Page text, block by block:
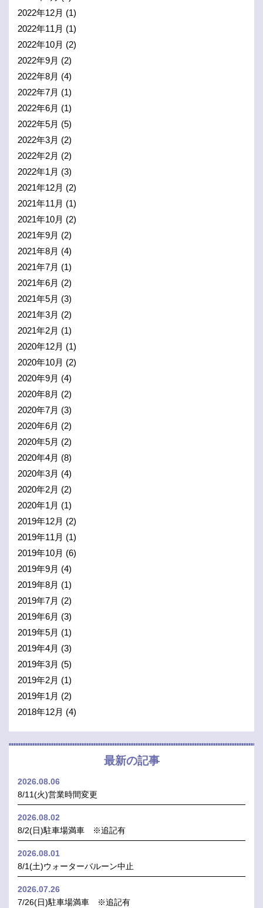
2022年12月 (1)
2022年11月 (1)
2022年10月 (2)
2022年9月 (2)
2022年8月 (4)
2022年7月 (1)
2022年6月 (1)
2022年5月 (5)
2022年3月 (2)
2022年2月 (2)
2022年1月 (3)
2021年12月 (2)
2021年11月 (1)
2021年10月 (2)
2021年9月 (2)
2021年8月 (4)
2021年7月 (1)
2021年6月 (2)
2021年5月 (3)
2021年3月 (2)
2021年2月 (1)
2020年12月 (1)
2020年10月 (2)
2020年9月 (4)
2020年8月 (2)
2020年7月 (3)
2020年6月 (2)
2020年5月 (2)
2020年4月 (8)
2020年3月 (4)
2020年2月 (2)
2020年1月 (1)
2019年12月 (2)
2019年11月 (1)
2019年10月 (6)
2019年9月 (4)
2019年8月 (1)
2019年7月 (2)
2019年6月 (3)
2019年5月 (1)
2019年4月 (3)
2019年3月 (5)
2019年2月 (1)
2019年1月 (2)
2018年12月 (4)
最新の記事
2026.08.06
8/11(火)営業時間変更
2026.08.02
8/2(日)駐車場満車 ※追記有
2026.08.01
8/1(土)ウォーターバルーン中止
2026.07.26
7/26(日)駐車場満車 ※追記有